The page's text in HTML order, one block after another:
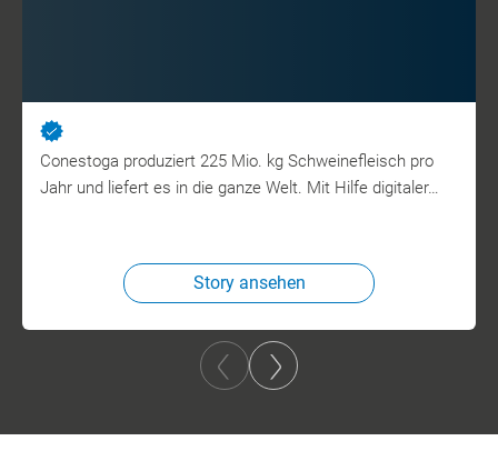
Conestoga produziert 225 Mio. kg Schweinefleisch pro
Jahr und liefert es in die ganze Welt. Mit Hilfe digitaler…
Story ansehen